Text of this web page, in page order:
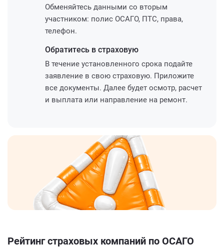
Обменяйтесь данными со вторым
участником: полис ОСАГО, ПТС, права,
телефон.
Обратитесь в страховую
В течение установленного срока подайте
заявление в свою страховую. Приложите
все документы. Далее будет осмотр, расчет
и выплата или направление на ремонт.
Рейтинг страховых компаний по ОСАГО